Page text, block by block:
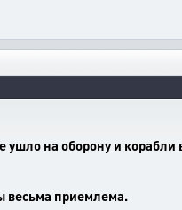
ушло на оборону и
весьма приемлема.